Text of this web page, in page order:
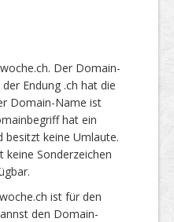
Der Domain-
Endung .ch hat die
Domain-Name ist
hat ein
besitzt keine Umlaute.
Sonderzeichen
ist für den
den Domain-